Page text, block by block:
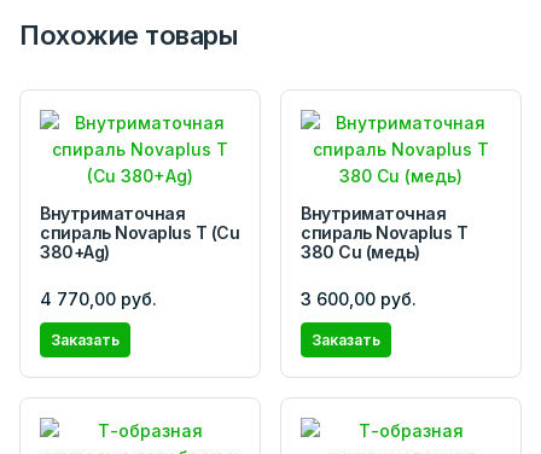
Похожие товары
Внутриматочная
спираль Novaplus T (Cu
380+Ag)
4 770,00 руб.
Заказать
Внутриматочная
спираль Novaplus T
380 Cu (медь)
3 600,00 руб.
Заказать